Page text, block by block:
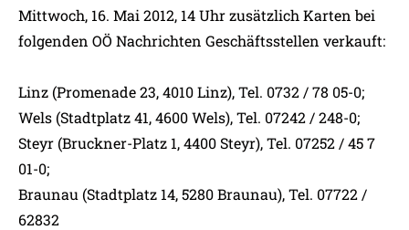
Mittwoch, 16. Mai 2012, 14 Uhr zusätzlich Karten bei
folgenden OÖ Nachrichten Geschäftsstellen verkauft:
Linz (Promenade 23, 4010 Linz), Tel. 0732 / 78 05-0;
Wels (Stadtplatz 41, 4600 Wels), Tel. 07242 / 248-0;
Steyr (Bruckner-Platz 1, 4400 Steyr), Tel. 07252 / 45 7
01-0;
Braunau (Stadtplatz 14, 5280 Braunau), Tel. 07722 /
62832